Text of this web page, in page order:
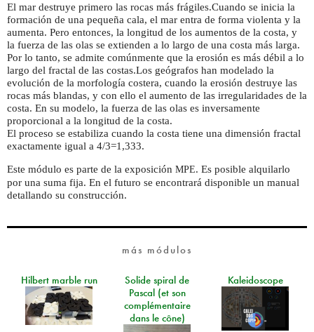
El mar destruye primero las rocas más frágiles.Cuando se inicia la
formación de una pequeña cala, el mar entra de forma violenta y la
aumenta. Pero entonces, la longitud de los aumentos de la costa, y
la fuerza de las olas se extienden a lo largo de una costa más larga.
Por lo tanto, se admite comúnmente que la erosión es más débil a lo
largo del fractal de las costas.Los geógrafos han modelado la
evolución de la morfología costera, cuando la erosión destruye las
rocas más blandas, y con ello el aumento de las irregularidades de la
costa. En su modelo, la fuerza de las olas es inversamente
proporcional a la longitud de la costa.
El proceso se estabiliza cuando la costa tiene una dimensión fractal
exactamente igual a 4/3=1,333.
Este módulo es parte de la exposición MPE. Es posible alquilarlo
por una suma fija. En el futuro se encontrará disponible un manual
detallando su construcción.
más módulos
Hilbert marble run
Solide spiral de
Pascal (et son
complémentaire
dans le cône)
Kaleidoscope